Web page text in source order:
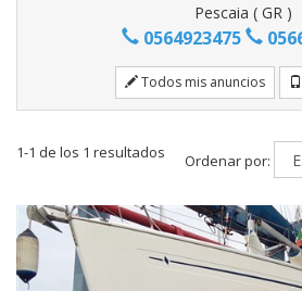
Pescaia ( GR )
0564923475
Todos mis anuncios
1-1 de los 1 resultados Ordenar por: